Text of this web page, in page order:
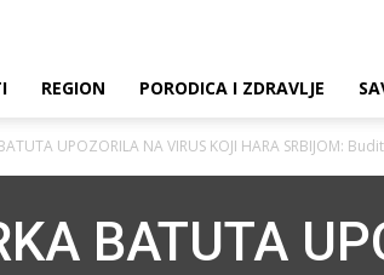
REGION PORODICA I ZDRAVLJE
UPOZORILA NA VIRUS KOJI HARA SRBIJOM:
BATUTA